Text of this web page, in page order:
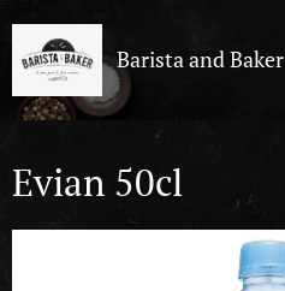
Barista and Baker
Evian 50cl